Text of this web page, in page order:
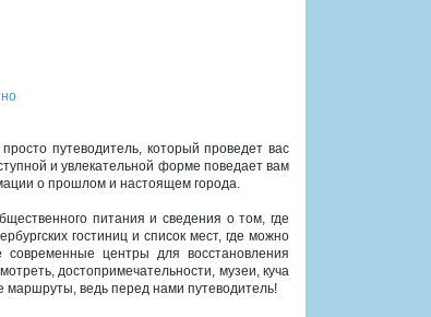
путеводитель, который проведет вас
и увлекательной форме поведает вам
о прошлом и настоящем города.
питания и сведения о том, где
гостиниц и список мест, где можно
современные центры для восстановления
достопримечательности, музеи, куча
маршруты, ведь перед нами путеводитель!